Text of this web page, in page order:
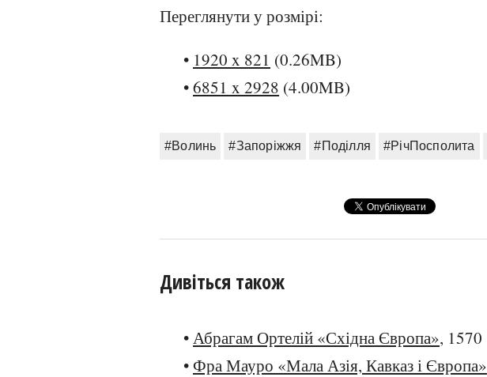
Переглянути у розмірі:
• 1920 x 821 (0.26MB)
•6851 x 2928 (4.00MB)
#Волинь #Запоріжжя #Поділля #РічПосполита
Дивіться також
•Абрагам Ортелій «Східна Європа», 1570
•Фра Мауро «Мала Азія, Кавказ і Європа»